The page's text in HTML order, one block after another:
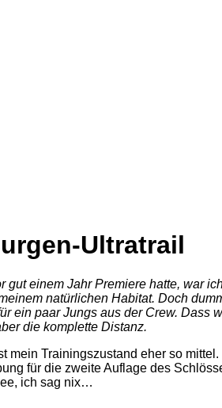
Ultratrail
gut einem Jahr Premiere hatte, war
natürlichen Habitat. Doch
ein paar Jungs aus der Crew. Dass
die komplette Distanz.
mein Trainingszustand eher so
für die zweite Auflage des
ich sag nix…